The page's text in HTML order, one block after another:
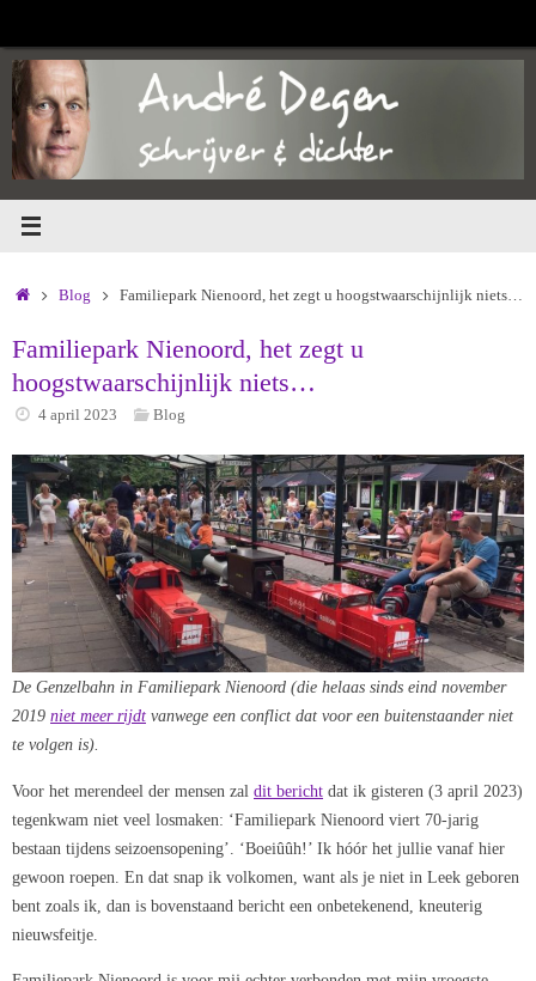
de
inhoud
HomeBlog Familiepark Nienoord, het zegt u hoogstwaarschijnlijk niets…
Familiepark Nienoord, het zegt u
hoogstwaarschijnlijk niets…
4 april 2023 Blog
De Genzelbahn in Familiepark Nienoord (die helaas sinds eind november
2019 niet meer rijdt vanwege een conflict dat voor een buitenstaander niet
te volgen is).
Voor het merendeel der mensen zal dit bericht dat ik gisteren (3 april 2023)
tegenkwam niet veel losmaken: ‘Familiepark Nienoord viert 70-jarig
bestaan tijdens seizoensopening’. ‘Boeiûûh!’ Ik hóór het jullie vanaf hier
gewoon roepen. En dat snap ik volkomen, want als je niet in Leek geboren
bent zoals ik, dan is bovenstaand bericht een onbetekenend, kneuterig
nieuwsfeitje.